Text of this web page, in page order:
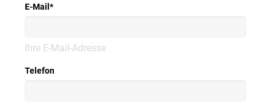
E-Mail*
Ihre E-Mail-Adresse
Telefon